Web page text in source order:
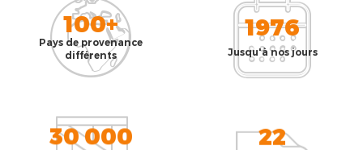
100+
Pays de provenance
différents
1976
Jusqu'à nos jours
30 000 22